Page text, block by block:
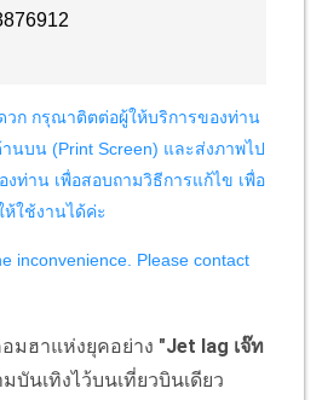
มฮาแห่งยุคอย่าง "Jet lag เจ๊ท
บันเทิงไว้บนเที่ยวบินเดียว